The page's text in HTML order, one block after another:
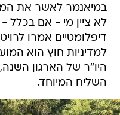
במיאנמר לאשר את
לא ציין מי - אם בכלל
דיפלומטיים אמרו
למדיניות חוץ הוא
היו"ר של הארגון
השליח המיוחד.